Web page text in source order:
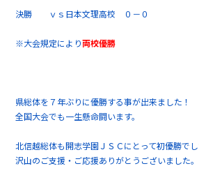
決勝 ｖｓ日本文理高校 ０－０
※大会規定により両校優勝
県総体を７年ぶりに優勝する事が出来ました！
全国大会でも一生懸命闘います。
北信越総体も開志学園ＪＳＣにとって初優勝でし
沢山のご支援・ご応援ありがとうございました。